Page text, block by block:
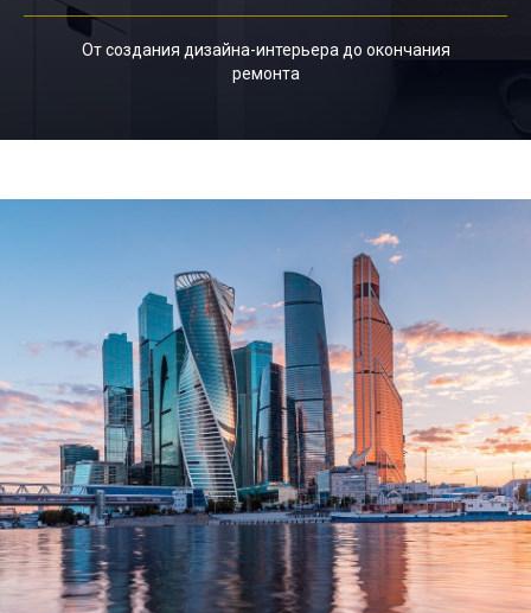
От создания дизайна-интерьера до окончания
ремонта